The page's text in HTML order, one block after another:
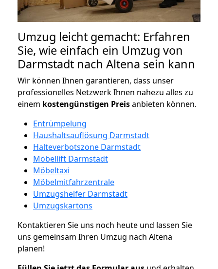
Umzug leicht gemacht: Erfahren
Sie, wie einfach ein Umzug von
Darmstadt nach Altena sein kann
Wir können Ihnen garantieren, dass unser
professionelles Netzwerk Ihnen nahezu alles zu
einem kostengünstigen Preisanbieten können.
Entrümpelung
Haushaltsauflösung Darmstadt
Halteverbotszone Darmstadt
Möbellift Darmstadt
Möbeltaxi
Möbelmitfahrzentrale
Umzugshelfer Darmstadt
Umzugskartons
Kontaktieren Sie uns noch heute und lassen Sie
uns gemeinsam Ihren Umzug nach Altena
planen!